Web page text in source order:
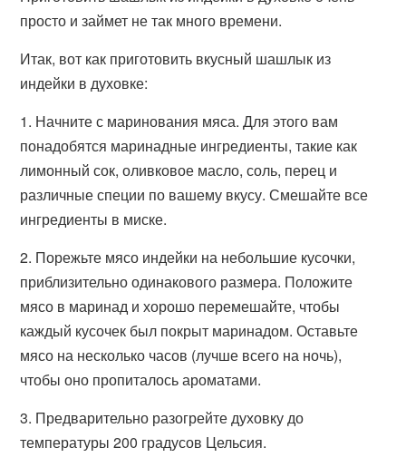
просто и займет не так много времени.
Итак, вот как приготовить вкусный шашлык из
индейки в духовке:
1. Начните с маринования мяса. Для этого вам
понадобятся маринадные ингредиенты, такие как
лимонный сок, оливковое масло, соль, перец и
различные специи по вашему вкусу. Смешайте все
ингредиенты в миске.
2. Порежьте мясо индейки на небольшие кусочки,
приблизительно одинакового размера. Положите
мясо в маринад и хорошо перемешайте, чтобы
каждый кусочек был покрыт маринадом. Оставьте
мясо на несколько часов (лучше всего на ночь),
чтобы оно пропиталось ароматами.
3. Предварительно разогрейте духовку до
температуры 200 градусов Цельсия.